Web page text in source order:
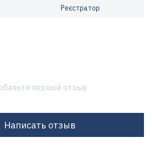
Реєстратор
первый отзыв
Написать отзыв